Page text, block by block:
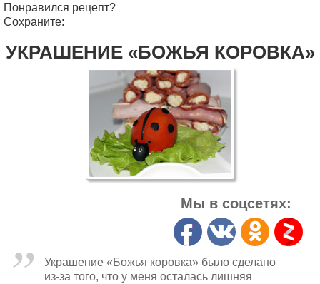
Понравился рецепт?
Сохраните:
УКРАШЕНИЕ «БОЖЬЯ КОРОВКА»
Мы в соцсетях:
Украшение «Божья коровка» было сделано
из-за того, что у меня осталась лишняя